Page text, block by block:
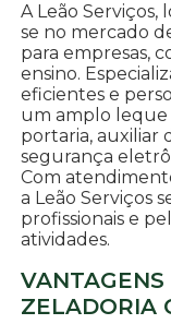
A Leão Serviços,
se no mercado
para empresas,
ensino.
eficientes e
um amplo leque
portaria, auxiliar
segurança
Com
a Leão Serviços
profissionais e
atividades.
ZELADORIA